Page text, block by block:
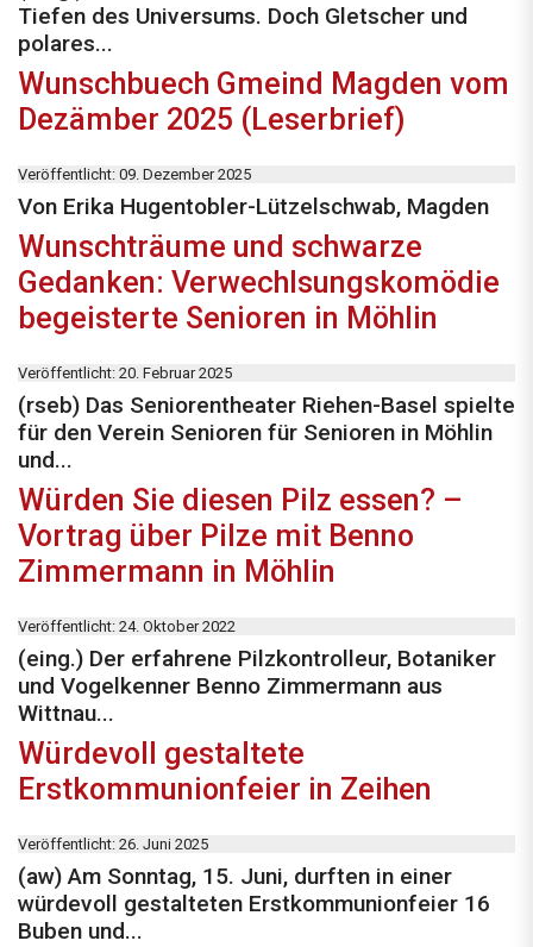
Tiefen des Universums. Doch Gletscher und
polares...
Wunschbuech Gmeind Magden vom
Dezämber 2025 (Leserbrief)
Veröffentlicht: 09. Dezember 2025
Von Erika Hugentobler-Lützelschwab, Magden
Wunschträume und schwarze
Gedanken: Verwechlsungskomödie
begeisterte Senioren in Möhlin
Veröffentlicht: 20. Februar 2025
(rseb) Das Seniorentheater Riehen-Basel spielte
für den Verein Senioren für Senioren in Möhlin
und...
Würden Sie diesen Pilz essen? –
Vortrag über Pilze mit Benno
Zimmermann in Möhlin
Veröffentlicht: 24. Oktober 2022
(eing.) Der erfahrene Pilzkontrolleur, Botaniker
und Vogelkenner Benno Zimmermann aus
Wittnau...
Würdevoll gestaltete
Erstkommunionfeier in Zeihen
Veröffentlicht: 26. Juni 2025
(aw) Am Sonntag, 15. Juni, durften in einer
würdevoll gestalteten Erstkommunionfeier 16
Buben und...